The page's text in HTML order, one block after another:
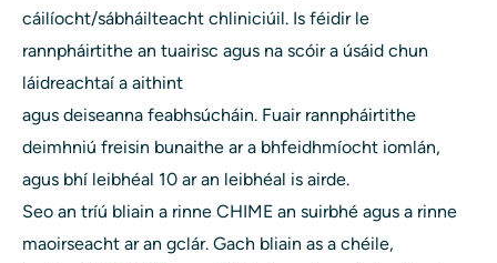
cáilíocht/sábháilteacht chliniciúil. Is féidir le
rannpháirtithe an tuairisc agus na scóir a úsáid chun
láidreachtaí a aithint
agus deiseanna feabhsúcháin. Fuair ​​rannpháirtithe
deimhniú freisin bunaithe ar a bhfeidhmíocht iomlán,
agus bhí leibhéal 10 ar an leibhéal is airde.
Seo an tríú bliain a rinne CHIME an suirbhé agus a rinne
maoirseacht ar an gclár. Gach bliain as a chéile,